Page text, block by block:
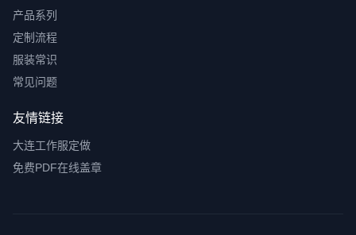
产品系列
定制流程
服装常识
常见问题
友情链接
大连工作服定做
免费PDF在线盖章